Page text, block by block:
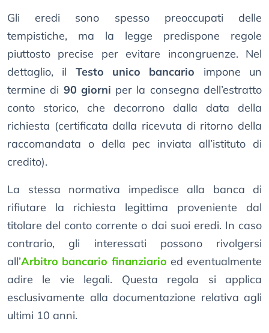
Gli eredi sono spesso preoccupati delle
tempistiche, ma la legge predispone regole
piuttosto precise per evitare incongruenze. Nel
dettaglio, il Testo unico bancario impone un
termine di 90 giorni per la consegna dell’estratto
conto storico, che decorrono dalla data della
richiesta (certificata dalla ricevuta di ritorno della
raccomandata o della pec inviata all’istituto di
credito).
La stessa normativa impedisce alla banca di
rifiutare la richiesta legittima proveniente dal
titolare del conto corrente o dai suoi eredi. In caso
contrario, gli interessati possono rivolgersi
all’Arbitro bancario finanziario ed eventualmente
adire le vie legali. Questa regola si applica
esclusivamente alla documentazione relativa agli
ultimi 10 anni.